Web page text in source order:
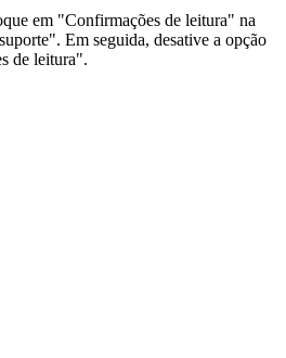
em "Confirmações de leitura" na
Em seguida, desative a opção
de leitura".